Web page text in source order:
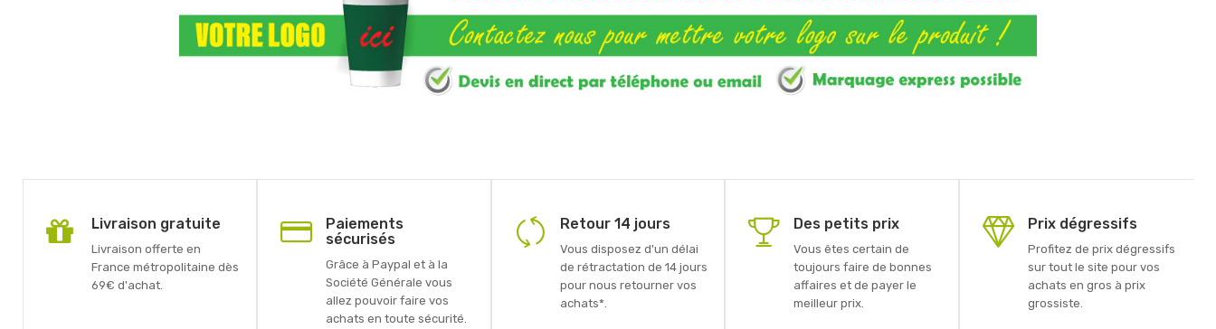
Livraison gratuite
Livraison offerte en
France métropolitaine dès
69€ d'achat.
Paiements
sécurisés
Grâce à Paypal et à la
Société Générale vous
allez pouvoir faire vos
achats en toute sécurité.
Retour 14 jours
Vous disposez d'un délai
de rétractation de 14 jours
pour nous retourner vos
achats*.
Des petits prix
Vous êtes certain de
toujours faire de bonnes
affaires et de payer le
meilleur prix.
Prix dégressifs
Profitez de prix dégressifs
sur tout le site pour vos
achats en gros à prix
grossiste.